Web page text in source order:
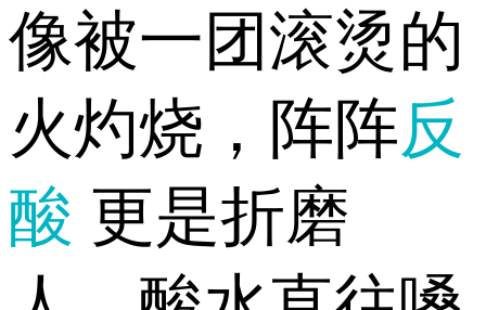
像被一团滚烫的
火灼烧，阵阵反
酸 更是折磨